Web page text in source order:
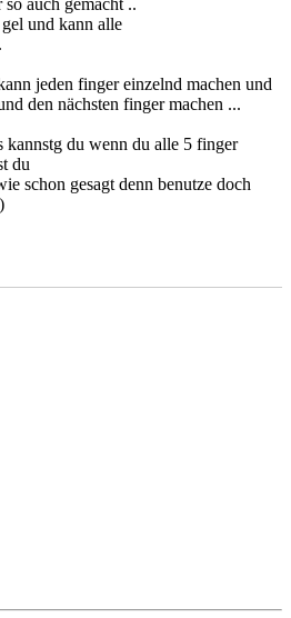
und kann alle
jeden finger einzelnd machen und
den nächsten finger machen ...
kannstg du wenn du alle 5 finger
du
schon gesagt denn benutze doch